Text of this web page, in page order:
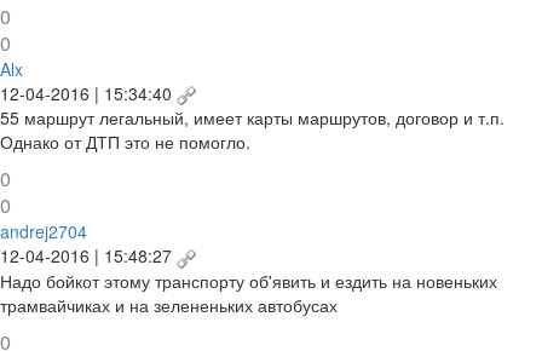
0
0
Alx
12-04-2016 | 15:34:40
55 маршрут легальный, имеет карты маршрутов, договор и т.п.
Однако от ДТП это не помогло.
0
0
andrej2704
12-04-2016 | 15:48:27
Надо бойкот этому транспорту об'явить и ездить на новеньких
трамвайчиках и на зелененьких автобусах
0